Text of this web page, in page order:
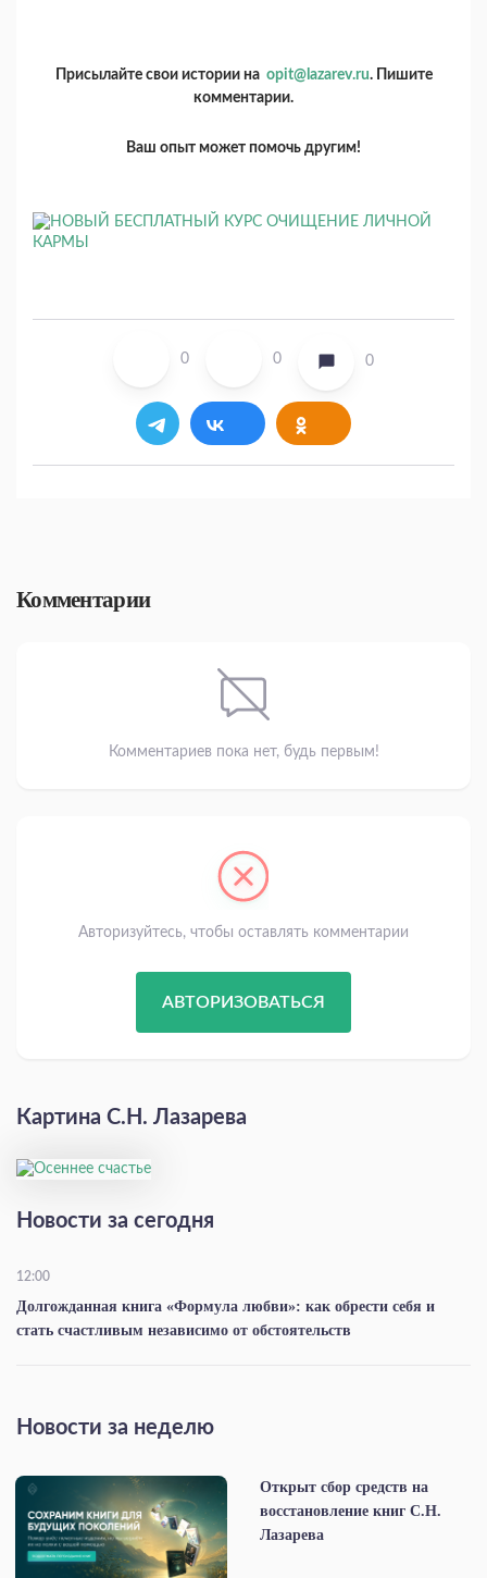
Присылайте свои истории на opit@lazarev.ru. Пишите
комментарии.
Ваш опыт может помочь другим!
0 0 0
Комментарии
Комментариев пока нет, будь первым!
Авторизуйтесь, чтобы оставлять комментарии
АВТОРИЗОВАТЬСЯ
Картина С.Н. Лазарева
Новости за сегодня
12:00
Долгожданная книга «Формула любви»: как обрести себя и
стать счастливым независимо от обстоятельств
Новости за неделю
Открыт сбор средств на
восстановление книг С.Н.
Лазарева